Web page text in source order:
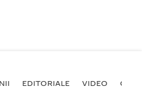
EDITORIALE VIDEO